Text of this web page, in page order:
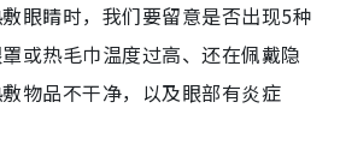
眼睛时，我们要留意是否出现5种
或热毛巾温度过高、还在佩戴隐
物品不干净，以及眼部有炎症